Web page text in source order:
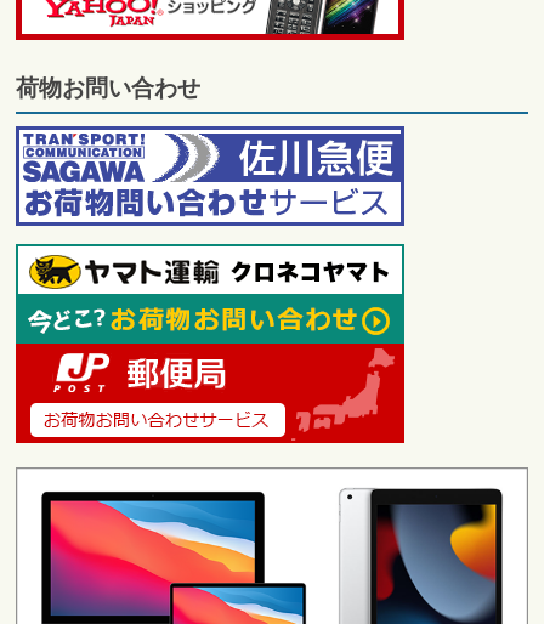
荷物お問い合わせ